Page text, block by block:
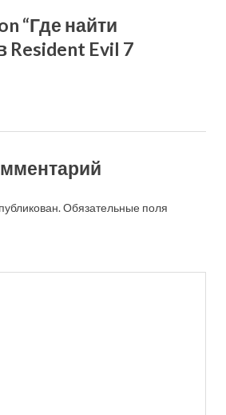
“Где найти
Resident Evil 7
Обязательные поля